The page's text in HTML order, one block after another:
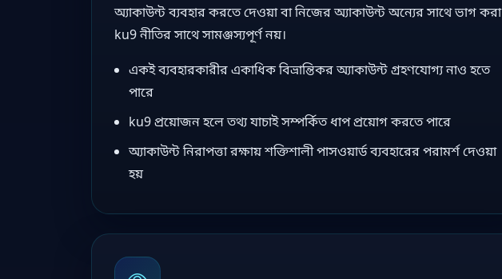
অ্যাকাউন্ট ব্যবহার করতে দেওয়া বা নিজের অ্যাকাউন্ট অন্যের সাথে ভাগ করা
ku9 নীতির সাথে সামঞ্জস্যপূর্ণ নয়।
একই ব্যবহারকারীর একাধিক বিভ্রান্তিকর অ্যাকাউন্ট গ্রহণযোগ্য নাও হতে
পারে
ku9 প্রয়োজন হলে তথ্য যাচাই সম্পর্কিত ধাপ প্রয়োগ করতে পারে
অ্যাকাউন্ট নিরাপত্তা রক্ষায় শক্তিশালী পাসওয়ার্ড ব্যবহারের পরামর্শ দেওয়া
হয়